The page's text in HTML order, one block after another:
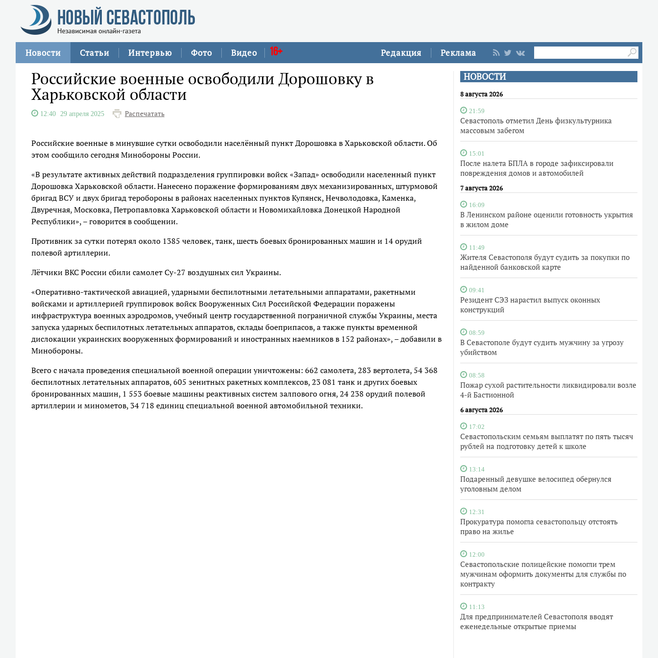
Редакция Реклама
Новости Статьи Интервью Фото Видео 16+
НОВОСТИ
8 августа 2026
21:59
Севастополь отметил День физкультурника
массовым забегом
15:01
После налета БПЛА в городе зафиксировали
повреждения домов и автомобилей
7 августа 2026
16:09
В Ленинском районе оценили готовность укрытия
в жилом доме
11:49
Жителя Севастополя будут судить за покупки по
найденной банковской карте
09:41
Резидент СЭЗ нарастил выпуск оконных
конструкций
08:59
В Севастополе будут судить мужчину за угрозу
убийством
08:58
Пожар сухой растительности ликвидировали возле
4-й Бастионной
6 августа 2026
17:02
Севастопольским семьям выплатят по пять тысяч
рублей на подготовку детей к школе
13:14
Подаренный девушке велосипед обернулся
уголовным делом
12:31
Прокуратура помогла севастопольцу отстоять
право на жилье
12:00
Севастопольские полицейские помогли трем
мужчинам оформить документы для службы по
контракту
11:13
Для предпринимателей Севастополя вводят
еженедельные открытые приемы
Российские военные освободили Дорошовку в
Харьковской области
12:40 29 апреля 2025 Распечатать
Российские военные в минувшие сутки освободили населённый пункт Дорошовка в Харьковской области. Об
этом сообщило сегодня Минобороны России.
«В результате активных действий подразделения группировки войск «Запад» освободили населенный пункт
Дорошовка Харьковской области. Нанесено поражение формированиям двух механизированных, штурмовой
бригад ВСУ и двух бригад теробороны в районах населенных пунктов Купянск, Нечволодовка, Каменка,
Двуречная, Московка, Петропавловка Харьковской области и Новомихайловка Донецкой Народной
Республики», – говорится в сообщении.
Противник за сутки потерял около 1385 человек, танк, шесть боевых бронированных машин и 14 орудий
полевой артиллерии.
Лётчики ВКС России сбили самолет Су-27 воздушных сил Украины.
«Оперативно-тактической авиацией, ударными беспилотными летательными аппаратами, ракетными
войсками и артиллерией группировок войск Вооруженных Сил Российской Федерации поражены
инфраструктура военных аэродромов, учебный центр государственной пограничной службы Украины, места
запуска ударных беспилотных летательных аппаратов, склады боеприпасов, а также пункты временной
дислокации украинских вооруженных формирований и иностранных наемников в 152 районах», – добавили в
Минобороны.
Всего с начала проведения специальной военной операции уничтожены: 662 самолета, 283 вертолета, 54 368
беспилотных летательных аппаратов, 605 зенитных ракетных комплексов, 23 081 танк и других боевых
бронированных машин, 1 553 боевые машины реактивных систем залпового огня, 24 238 орудий полевой
артиллерии и минометов, 34 718 единиц специальной военной автомобильной техники.